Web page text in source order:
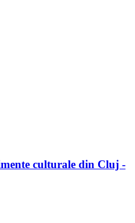
culturale din Cluj -